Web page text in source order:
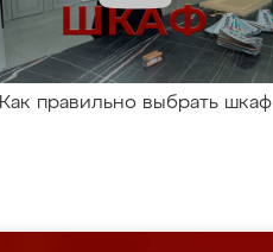
Как правильно выбрать шкаф